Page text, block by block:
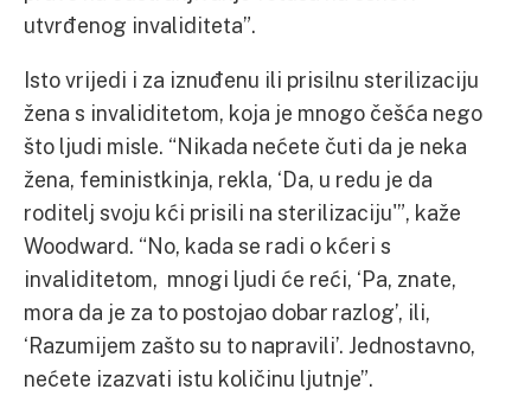
utvrđenog invaliditeta”.
Isto vrijedi i za iznuđenu ili prisilnu sterilizaciju
žena s invaliditetom, koja je mnogo češća nego
što ljudi misle. “Nikada nećete čuti da je neka
žena, feministkinja, rekla, ‘Da, u redu je da
roditelj svoju kći prisili na sterilizaciju'”, kaže
Woodward. “No, kada se radi o kćeri s
invaliditetom, mnogi ljudi će reći, ‘Pa, znate,
mora da je za to postojao dobar razlog’, ili,
‘Razumijem zašto su to napravili’. Jednostavno,
nećete izazvati istu količinu ljutnje”.